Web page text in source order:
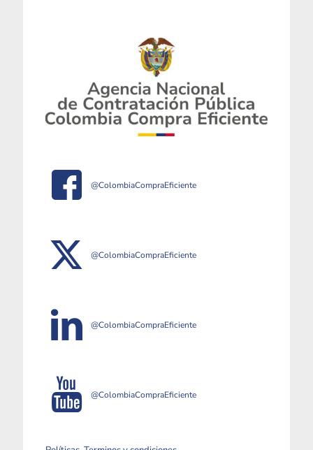
@ColombiaCompraEficiente
@ColombiaCompraEficiente
@ColombiaCompraEficiente
@ColombiaCompraEficiente